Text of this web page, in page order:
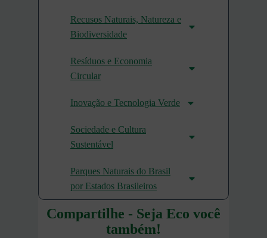
Recusos Naturais, Natureza e
Biodiversidade
Resíduos e Economia
Circular
Inovação e Tecnologia Verde
Sociedade e Cultura
Sustentável
Parques Naturais do Brasil
por Estados Brasileiros
Compartilhe - Seja Eco você
também!